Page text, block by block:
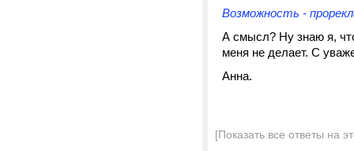
Возможность -
А смысл? Ну знаю я,
меня не делает. С
Анна.
[Показать все ответы на